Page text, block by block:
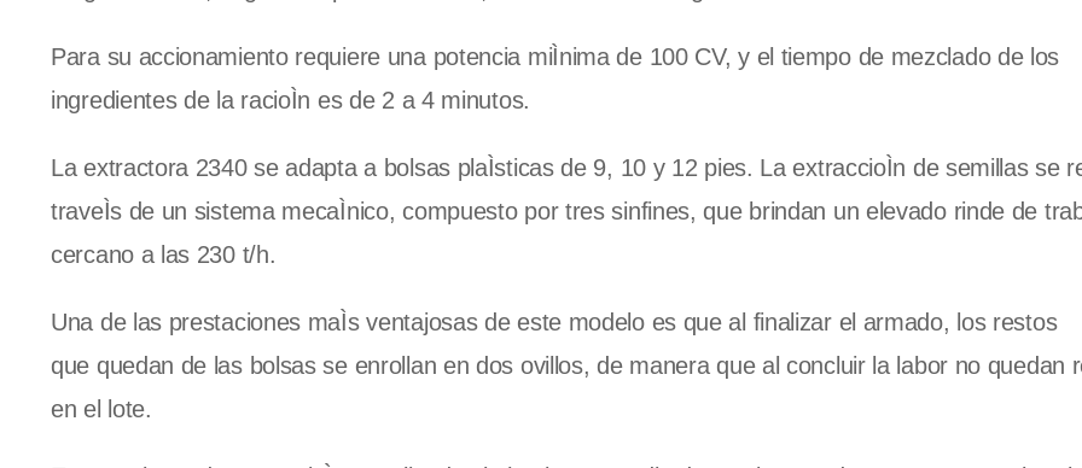
Para su accionamiento requiere una potencia miÌnima de 100 CV, y el tiempo de mezclado de los
ingredientes de la racioÌn es de 2 a 4 minutos.
La extractora 2340 se adapta a bolsas plaÌsticas de 9, 10 y 12 pies. La extraccioÌn de semillas se
traveÌs de un sistema mecaÌnico, compuesto por tres sinfines, que brindan un elevado rinde de
cercano a las 230 t/h.
Una de las prestaciones maÌs ventajosas de este modelo es que al finalizar el armado, los restos
que quedan de las bolsas se enrollan en dos ovillos, de manera que al concluir la labor no quedan
en el lote.